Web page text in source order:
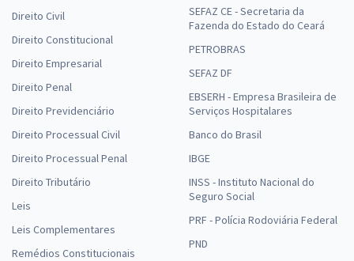
Direito Civil
Direito Constitucional
Direito Empresarial
Direito Penal
Direito Previdenciário
Direito Processual Civil
Direito Processual Penal
Direito Tributário
Leis
Leis Complementares
Remédios Constitucionais
SEFAZ CE - Secretaria da
Fazenda do Estado do Ceará
PETROBRAS
SEFAZ DF
EBSERH - Empresa Brasileira de
Serviços Hospitalares
Banco do Brasil
IBGE
INSS - Instituto Nacional do
Seguro Social
PRF - Polícia Rodoviária Federal
PND